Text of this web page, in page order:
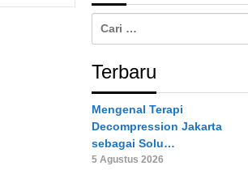
Terbaru
Mengenal Terapi
Decompression Jakarta
sebagai Solu…
5 Agustus 2026